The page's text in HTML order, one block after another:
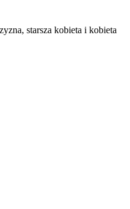
starsza kobieta i kobieta